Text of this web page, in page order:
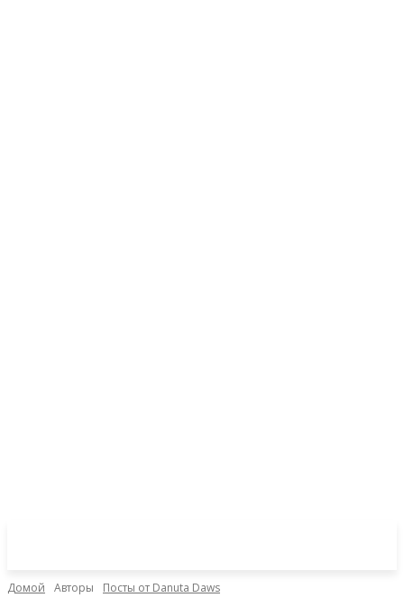
Домой Авторы Посты от Danuta Daws